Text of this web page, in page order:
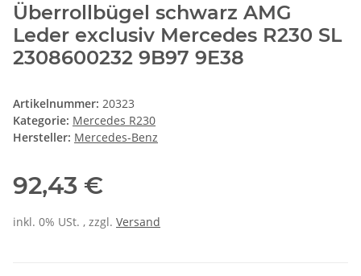
Überrollbügel schwarz AMG
Leder exclusiv Mercedes R230 SL
2308600232 9B97 9E38
Artikelnummer: 20323
Kategorie: Mercedes R230
Hersteller: Mercedes-Benz
92,43 €
inkl. 0% USt. , zzgl. Versand